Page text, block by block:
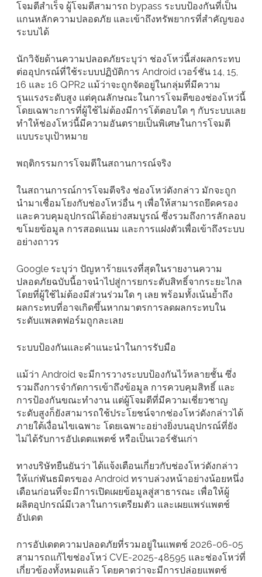
โจมตีสำเร็จ ผู้โจมตีสามารถ bypass ระบบป้องกันที่เป็น
แกนหลักความปลอดภัย และเข้าถึงทรัพยากรที่สำคัญของ
ระบบได้
นักวิจัยด้านความปลอดภัยระบุว่า ช่องโหว่นี้ส่งผลกระทบ
ต่ออุปกรณ์ที่ใช้ระบบปฏิบัติการ Android เวอร์ชัน 14, 15,
16 และ 16 QPR2 แม้ว่าจะถูกจัดอยู่ในกลุ่มที่มีความ
รุนแรงระดับสูง แต่คุณลักษณะในการโจมตีของช่องโหว่นี้
โดยเฉพาะการที่ผู้ใช้ไม่ต้องมีการโต้ตอบใด ๆ กับระบบเลย
ทำให้ช่องโหว่นี้มีความอันตรายเป็นพิเศษในการโจมตี
แบบระบุเป้าหมาย
พฤติกรรมการโจมตีในสถานการณ์จริง
ในสถานการณ์การโจมตีจริง ช่องโหว่ดังกล่าว มักจะถูก
นำมาเชื่อมโยงกับช่องโหว่อื่น ๆ เพื่อให้สามารถยึดครอง
และควบคุมอุปกรณ์ได้อย่างสมบูรณ์ ซึ่งรวมถึงการลักลอบ
ขโมยข้อมูล การสอดแนม และการแฝงตัวเพื่อเข้าถึงระบบ
อย่างถาวร
Google ระบุว่า ปัญหาร้ายแรงที่สุดในรายงานความ
ปลอดภัยฉบับนี้อาจนำไปสู่การยกระดับสิทธิ์จากระยะไกล
โดยที่ผู้ใช้ไม่ต้องมีส่วนร่วมใด ๆ เลย พร้อมทั้งเน้นย้ำถึง
ผลกระทบที่อาจเกิดขึ้นหากมาตรการลดผลกระทบใน
ระดับแพลตฟอร์มถูกละเลย
ระบบป้องกันและคำแนะนำในการรับมือ
แม้ว่า Android จะมีการวางระบบป้องกันไว้หลายชั้น ซึ่ง
รวมถึงการจำกัดการเข้าถึงข้อมูล การควบคุมสิทธิ์ และ
การป้องกันขณะทำงาน แต่ผู้โจมตีที่มีความเชี่ยวชาญ
ระดับสูงก็ยังสามารถใช้ประโยชน์จากช่องโหว่ดังกล่าวได้
ภายใต้เงื่อนไขเฉพาะ โดยเฉพาะอย่างยิ่งบนอุปกรณ์ที่ยัง
ไม่ได้รับการอัปเดตแพตช์ หรือเป็นเวอร์ชันเก่า
ทางบริษัทยืนยันว่า ได้แจ้งเตือนเกี่ยวกับช่องโหว่ดังกล่าว
ให้แก่พันธมิตรของ Android ทราบล่วงหน้าอย่างน้อยหนึ่ง
เดือนก่อนที่จะมีการเปิดเผยข้อมูลสู่สาธารณะ เพื่อให้ผู้
ผลิตอุปกรณ์มีเวลาในการเตรียมตัว และเผยแพร่แพตช์
อัปเดต
การอัปเดตความปลอดภัยที่รวมอยู่ในแพตช์ 2026-06-05
สามารถแก้ไขช่องโหว่ CVE-2025-48595 และช่องโหว่ที่
เกี่ยวข้องทั้งหมดแล้ว โดยคาดว่าจะมีการปล่อยแพตช์